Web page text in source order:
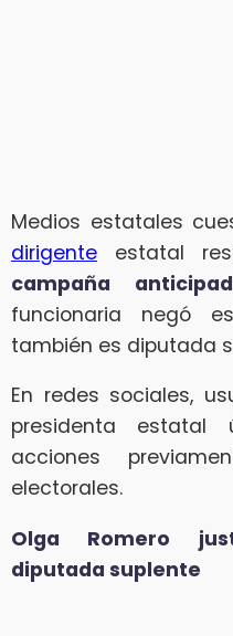
Medios estatales
dirigente estatal
campaña
funcionaria negó
también es diputada
En redes sociales,
presidenta estatal
acciones
electorales.
Olga Romero
diputada suplente